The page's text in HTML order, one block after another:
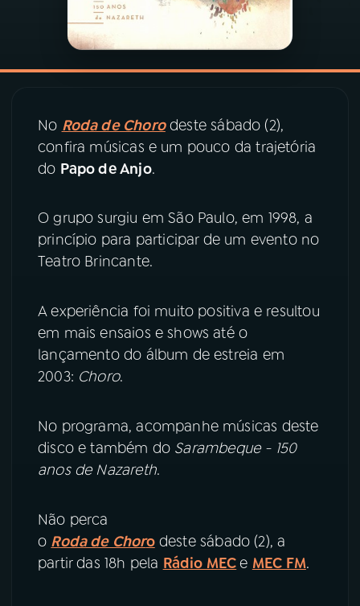
VIDEOCASTS
08PRÊMIO RÁDIO MEC
YouTube Facebook
Instagram
No Roda de Chorodeste sábado (2),
confira músicas e um pouco da trajetória
do Papo de Anjo.
O grupo surgiu em São Paulo, em 1998, a
princípio para participar de um evento no
Teatro Brincante.
A experiência foi muito positiva e resultou
em mais ensaios e shows até o
lançamento do álbum de estreia em
2003: Choro.
No programa, acompanhe músicas deste
disco e também do Sarambeque - 150
anos de Nazareth.
Não perca
o Roda de Chorodeste sábado (2), a
partir das 18h pela Rádio MECe MEC FM.